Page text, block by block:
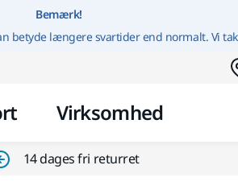
Gå til indhold
Bemærk!
betyde længere svartider end normalt. Vi
Virksomhed
14 dages fri returret